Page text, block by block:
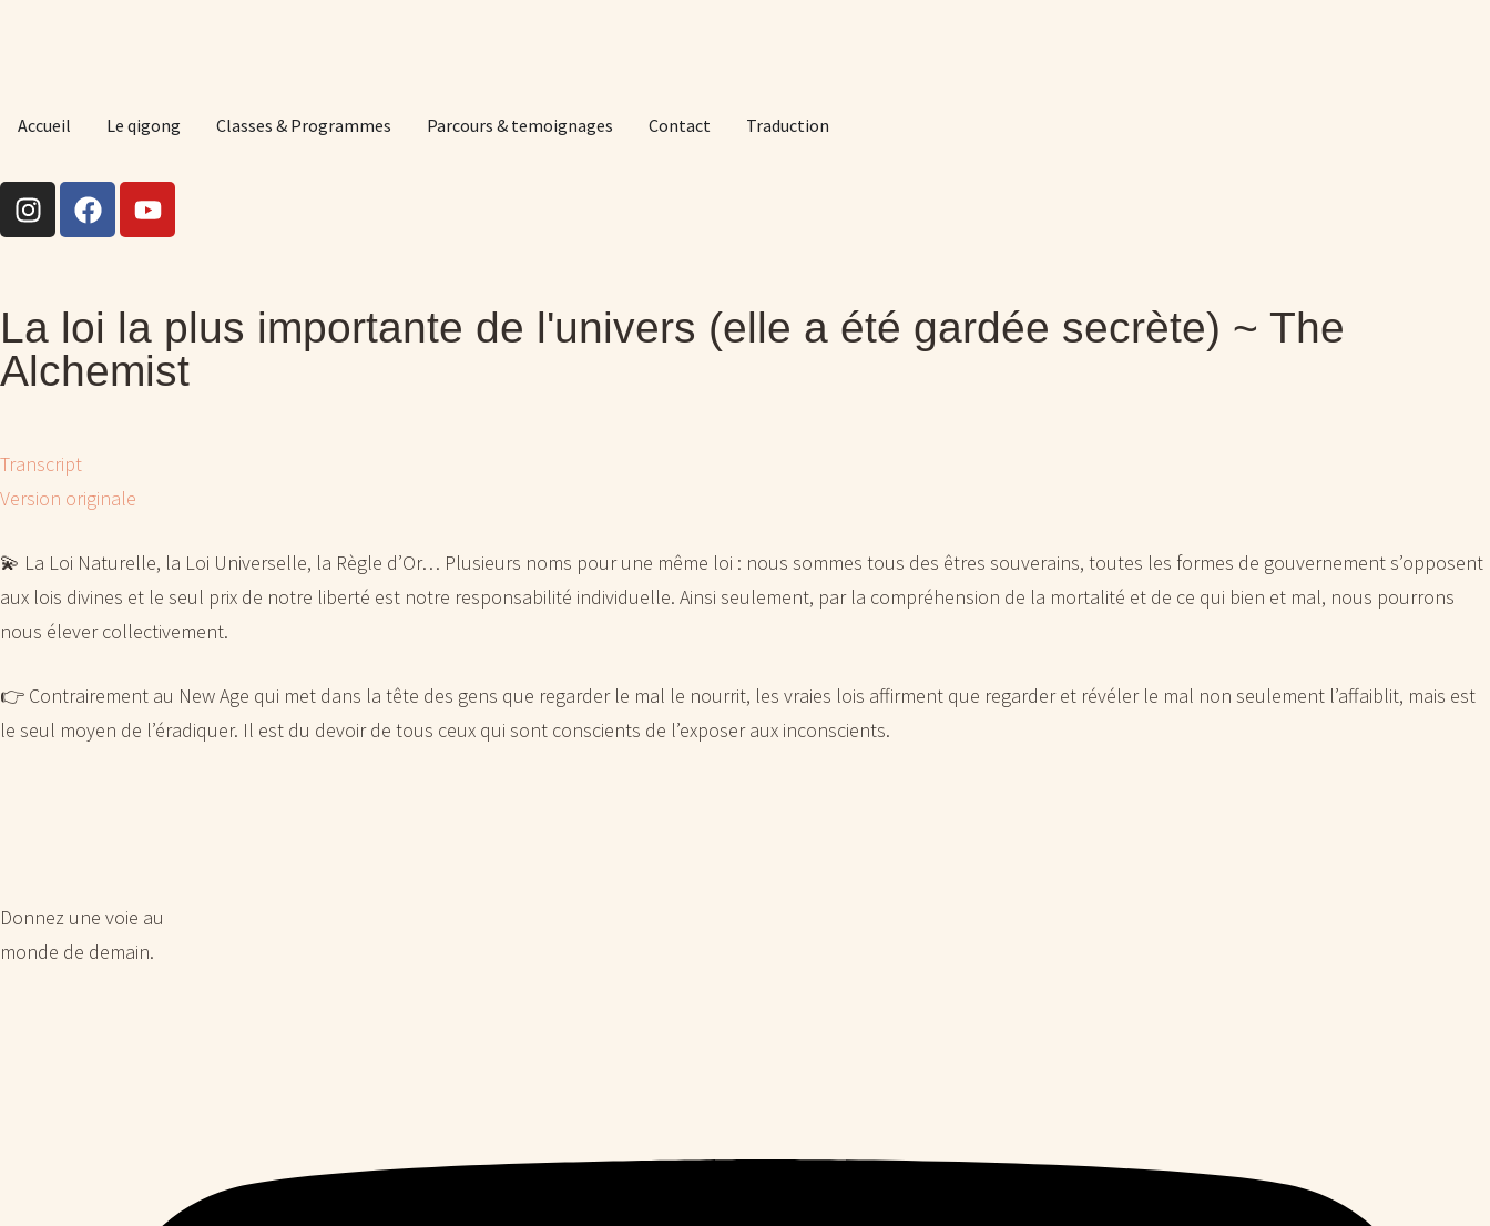
Accueil Le qigong Classes & Programmes Parcours & temoignages Contact Traduction
La loi la plus importante de l'univers (elle a été gardée secrète) ~ The
Alchemist
Transcript
Version originale
💫 La Loi Naturelle, la Loi Universelle, la Règle d’Or… Plusieurs noms pour une même loi : nous sommes tous des êtres souverains, toutes les formes de gouvernement s’opposent
aux lois divines et le seul prix de notre liberté est notre responsabilité individuelle. Ainsi seulement, par la compréhension de la mortalité et de ce qui bien et mal, nous pourrons
nous élever collectivement.
👉 Contrairement au New Age qui met dans la tête des gens que regarder le mal le nourrit, les vraies lois affirment que regarder et révéler le mal non seulement l’affaiblit, mais est
le seul moyen de l’éradiquer. Il est du devoir de tous ceux qui sont conscients de l’exposer aux inconscients.
Donnez une voie au
monde de demain.